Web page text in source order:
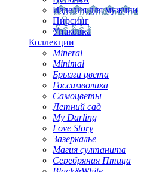
Изделия для мужчин
Пирсинг
Упаковка
Коллекции
Mineral
Minimal
Брызги цвета
Госсимволика
Самоцветы
Летний сад
My Darling
Love Story
Зазеркалье
Магия султанита
Серебряная Птица